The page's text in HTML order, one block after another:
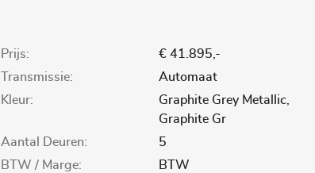
Prijs: € 41.895,-
Transmissie: Automaat
Kleur:
Graphite Grey Metallic,
Graphite Gr
Aantal Deuren: 5
BTW / Marge: BTW